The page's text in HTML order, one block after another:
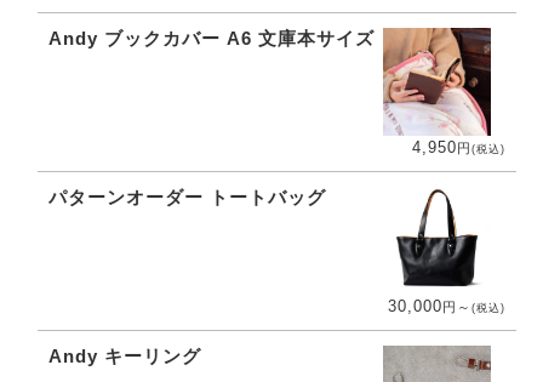
Andy ブックカバー A6 文庫本サイズ
4,950円 (税込)
パターンオーダー トートバッグ
30,000円 ～ (税込)
Andy キーリング